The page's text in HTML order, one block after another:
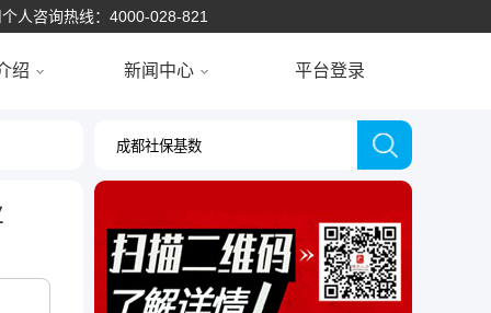
个人咨询热线：4000-028-821
绍 新闻中心 平台登录